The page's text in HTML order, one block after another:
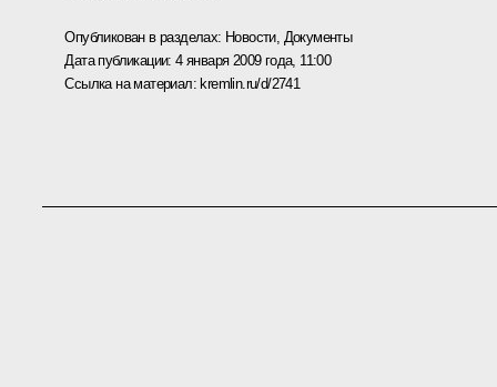
Опубликован в разделах: Новости, Документы
Дата публикации:4 января 2009 года, 11:00
Ссылка на материал: kremlin.ru/d/2741